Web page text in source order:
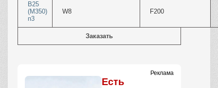
В25
(М350)
п3
W8 F200
Заказать
Реклама
Есть